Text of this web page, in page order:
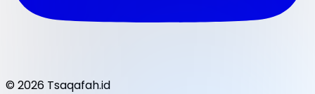
© 2026 Tsaqafah.id